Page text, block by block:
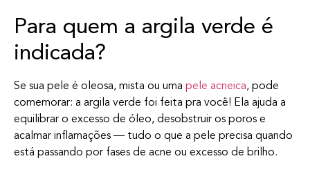
Para quem a argila verde é
indicada?
Se sua pele é oleosa, mista ou uma pele acneica, pode
comemorar: a argila verde foi feita pra você! Ela ajuda a
equilibrar o excesso de óleo, desobstruir os poros e
acalmar inflamações — tudo o que a pele precisa quando
está passando por fases de acne ou excesso de brilho.